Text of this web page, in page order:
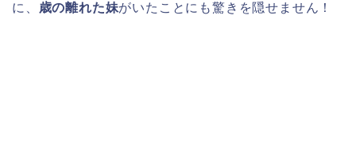
に、 歳の離れた妹がいたことにも驚きを隠せません！